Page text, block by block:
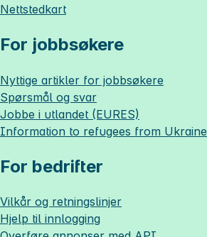
Nettstedkart
For jobbsøkere
Nyttige artikler for jobbsøkere
Spørsmål og svar
Jobbe i utlandet (EURES)
Information to refugees from Ukraine
For bedrifter
Vilkår og retningslinjer
Hjelp til innlogging